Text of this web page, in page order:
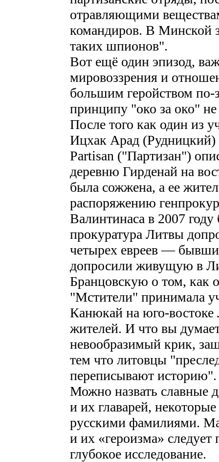
отравляющими
командиров. В Минской
таких шпионов".
Вот ещё один эпизод,
мировоззрения и
большим геройством по-
принципу "око за око"
После того как один из
Ицхак Арад (Рудницкий)
Partisan ("Партизан")
деревню Гирденай на
была сожжена, а ее
распоряжению
Валинтинаса в 2007 году
прокуратура Литвы
четырех евреев —
допросили живущую в
Бранцовскую о том, как
"Мстители" принимала
Канюкай на юго-востоке
жителей. И что вы
невообразимый крик,
тем что литовцы
переписывают историю".
Можно назвать славные
и их главарей,
русскими фамилиями.
и их «героизма» следует
глубокое исследование.